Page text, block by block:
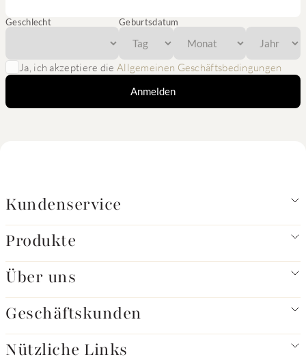
Geschlecht Geburtsdatum
Ja, ich akzeptiere die Allgemeinen Geschäftsbedingungen
Anmelden
Kundenservice
Produkte
Über uns
Geschäftskunden
Nützliche Links